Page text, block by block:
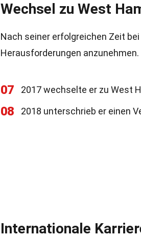
Wechsel zu West
Nach seiner erfolgreichen Zeit
Herausforderungen anzunehmen.
07 2017 wechselte er zu West
08 2018 unterschrieb er einen
Internationale